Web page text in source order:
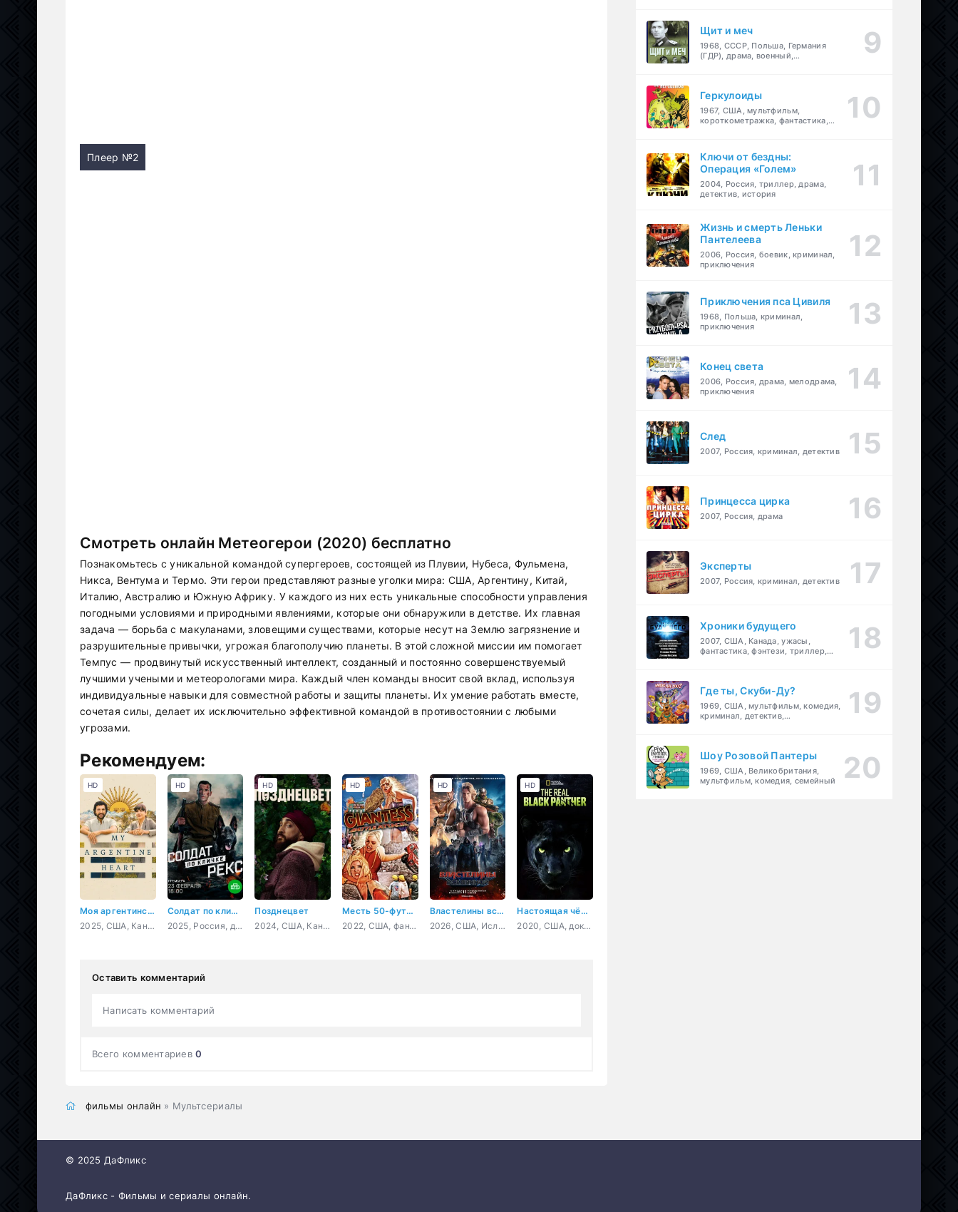
Плеер №2
Смотреть онлайн Метеогерои (2020) бесплатно
Познакомьтесь с уникальной командой супергероев, состоящей из Плувии, Нубеса, Фульмена,
Никса, Вентума и Термо. Эти герои представляют разные уголки мира: США, Аргентину, Китай,
Италию, Австралию и Южную Африку. У каждого из них есть уникальные способности управления
погодными условиями и природными явлениями, которые они обнаружили в детстве. Их главная
задача — борьба с макуланами, зловещими существами, которые несут на Землю загрязнение и
разрушительные привычки, угрожая благополучию планеты. В этой сложной миссии им помогает
Темпус — продвинутый искусственный интеллект, созданный и постоянно совершенствуемый
лучшими учеными и метеорологами мира. Каждый член команды вносит свой вклад, используя
индивидуальные навыки для совместной работы и защиты планеты. Их умение работать вместе,
сочетая силы, делает их исключительно эффективной командой в противостоянии с любыми
угрозами.
Рекомендуем:
Моя аргентинская душа
2025, США, Канада, мелодрама, комедия
HD
Солдат по кличке Рекс
2025, Россия, драма, военный
HD
Позднецвет
2024, США, Канада, драма, комедия
HD
Месть 50-футовой вебкамщицы
2022, США, фантастика, фэнтези, комедия
HD
Властелины вселенной
2026, США, Исландия, Австралия, Канада, фантастика, фэнтези, боевик, приключения, семейный
HD
Настоящая чёрная пантера
2020, США, документальный, короткометражка
HD
Оставить комментарий
Написать комментарий
Всего комментариев0
фильмы онлайн » Мультсериалы
Щит и меч
1968, СССР, Польша, Германия
(ГДР), драма, военный,
Геркулоиды
1967, США, мультфильм,
короткометражка, фантастика,
Ключи от бездны:
Операция «Голем»
2004, Россия, триллер, драма,
детектив, история
Жизнь и смерть Леньки
Пантелеева
2006, Россия, боевик, криминал,
приключения
Приключения пса Цивиля
1968, Польша, криминал,
приключения
Конец света
2006, Россия, драма, мелодрама,
приключения
След
2007, Россия, криминал, детектив
Принцесса цирка
2007, Россия, драма
Эксперты
2007, Россия, криминал, детектив
Хроники будущего
2007, США, Канада, ужасы,
фантастика, фэнтези, триллер,
Где ты, Скуби-Ду?
1969, США, мультфильм, комедия,
криминал, детектив,
Шоу Розовой Пантеры
1969, США, Великобритания,
мультфильм, комедия, семейный
© 2025 ДаФликс
ДаФликс - Фильмы и сериалы онлайн.